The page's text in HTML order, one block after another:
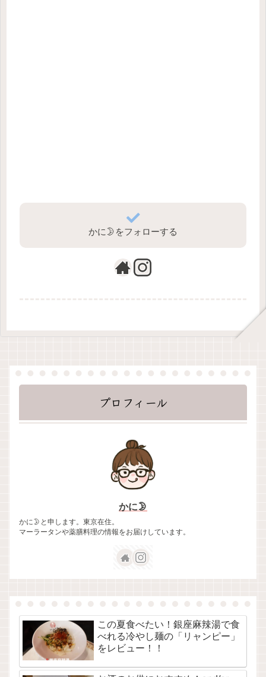
かに🌛をフォローする
プロフィール
かに🌛
かに🌛と申します。東京在住。
マーラータンや薬膳料理の情報をお届けしています。
この夏食べたい！銀座麻辣湯で食
べれる冷やし麺の「リャンピー」
をレビュー！！